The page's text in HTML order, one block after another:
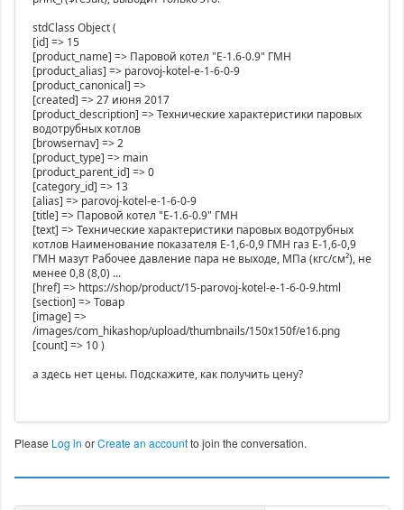
stdClass Object (
[id] => 15
[product_name] => Паровой котел "Е-1.6-0.9" ГМН
[product_alias] => parovoj-kotel-e-1-6-0-9
[product_canonical] =>
[created] => 27 июня 2017
[product_description] => Технические характеристики паровых
водотрубных котлов
[browsernav] => 2
[product_type] => main
[product_parent_id] => 0
[category_id] => 13
[alias] => parovoj-kotel-e-1-6-0-9
[title] => Паровой котел "Е-1.6-0.9" ГМН
[text] => Технические характеристики паровых водотрубных
котлов Наименование показателя Е-1,6-0,9 ГМН газ Е-1,6-0,9
ГМН мазут Рабочее давление пара не выходе, МПа (кгс/см²), не
менее 0,8 (8,0) ...
[href] => https://shop/product/15-parovoj-kotel-e-1-6-0-9.html
[section] => Товар
[image] =>
/images/com_hikashop/upload/thumbnails/150x150f/e16.png
[count] => 10 )
а здесь нет цены. Подскажите, как получить цену?
Please Log in orCreate an accountto join the conversation.